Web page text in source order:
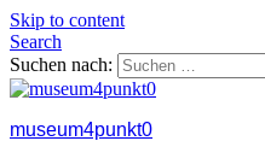
Skip to content
Search
Suchen nach:
museum4punkt0